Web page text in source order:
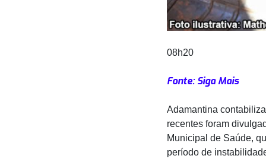
08h20
Fonte: Siga Mais
Adamantina
recentes foram
Municipal de Saúde,
período de